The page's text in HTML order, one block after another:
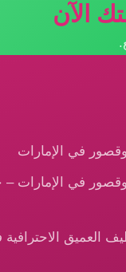
الآن
في الإمارات
في الإمارات
العميق الاحترافية